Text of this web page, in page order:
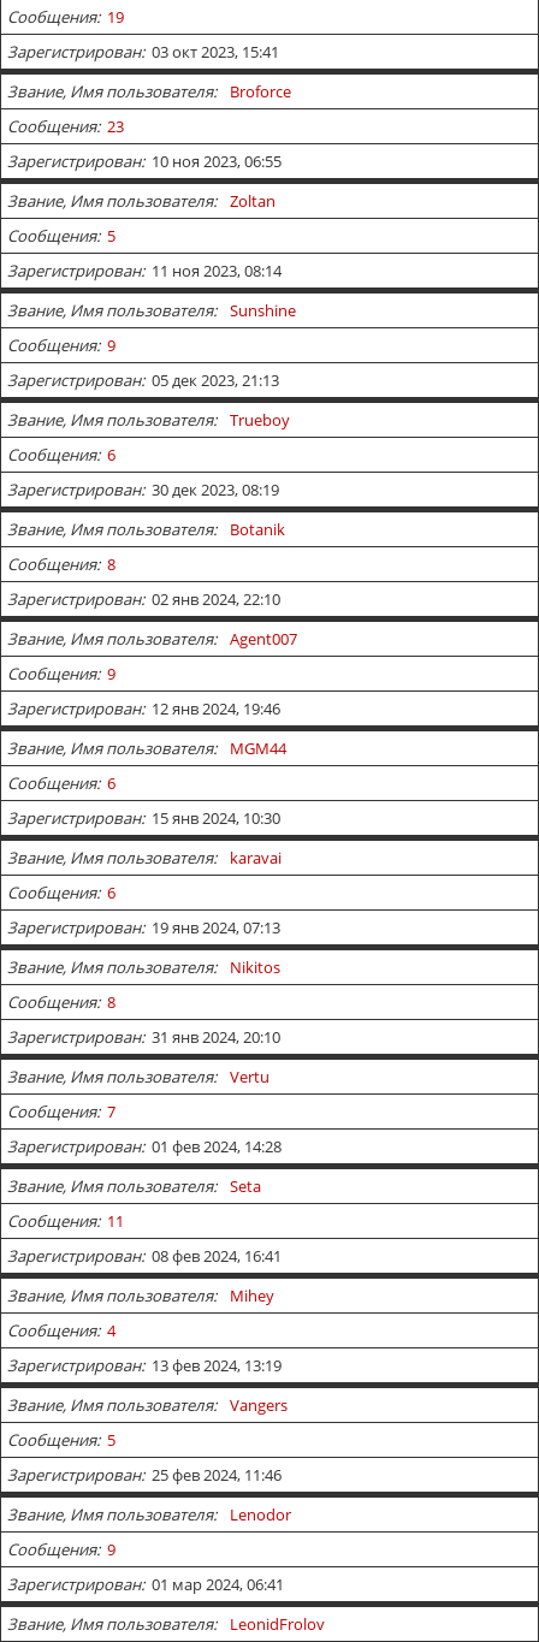
Сообщения 19
Зарегистрирован 03 окт 2023, 15:41
Звание, Имя пользователя
Broforce
Сообщения 23
Зарегистрирован 10 ноя 2023, 06:55
Звание, Имя пользователя
Zoltan
Сообщения 5
Зарегистрирован 11 ноя 2023, 08:14
Звание, Имя пользователя
Sunshine
Сообщения 9
Зарегистрирован 05 дек 2023, 21:13
Звание, Имя пользователя
Trueboy
Сообщения 6
Зарегистрирован 30 дек 2023, 08:19
Звание, Имя пользователя
Botanik
Сообщения 8
Зарегистрирован 02 янв 2024, 22:10
Звание, Имя пользователя
Agent007
Сообщения 9
Зарегистрирован 12 янв 2024, 19:46
Звание, Имя пользователя
MGM44
Сообщения 6
Зарегистрирован 15 янв 2024, 10:30
Звание, Имя пользователя
karavai
Сообщения 6
Зарегистрирован 19 янв 2024, 07:13
Звание, Имя пользователя
Nikitos
Сообщения 8
Зарегистрирован 31 янв 2024, 20:10
Звание, Имя пользователя
Vertu
Сообщения 7
Зарегистрирован 01 фев 2024, 14:28
Звание, Имя пользователя
Seta
Сообщения 11
Зарегистрирован 08 фев 2024, 16:41
Звание, Имя пользователя
Mihey
Сообщения 4
Зарегистрирован 13 фев 2024, 13:19
Звание, Имя пользователя
Vangers
Сообщения 5
Зарегистрирован 25 фев 2024, 11:46
Звание, Имя пользователя
Lenodor
Сообщения 9
Зарегистрирован 01 мар 2024, 06:41
Звание, Имя пользователя
LeonidFrolov